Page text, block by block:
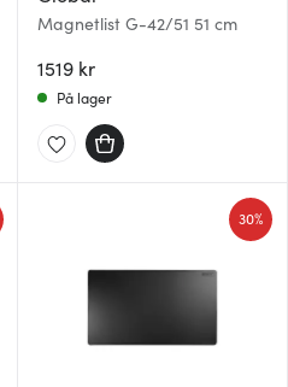
Magnetlist G-42/51 51 cm
1519 kr
På lager
30%